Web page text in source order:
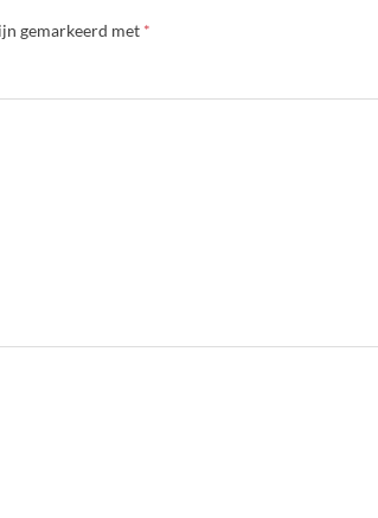
gemarkeerd met *